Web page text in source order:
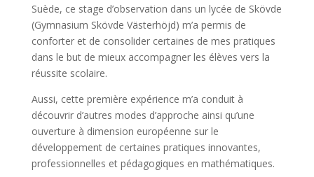
Suède, ce stage d’observation dans un lycée de Skövde
(Gymnasium Skövde Västerhöjd) m’a permis de
conforter et de consolider certaines de mes pratiques
dans le but de mieux accompagner les élèves vers la
réussite scolaire.
Aussi, cette première expérience m’a conduit à
découvrir d’autres modes d’approche ainsi qu’une
ouverture à dimension européenne sur le
développement de certaines pratiques innovantes,
professionnelles et pédagogiques en mathématiques.